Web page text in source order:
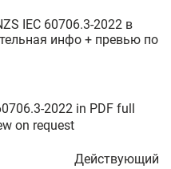
IEC 60706.3-2022 в
инфо + превью по
2022 in PDF full
on request
Действующий